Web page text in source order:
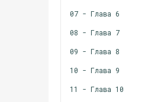
07 - Глава 6
08 - Глава 7
09 - Глава 8
10 - Глава 9
11 - Глава 10